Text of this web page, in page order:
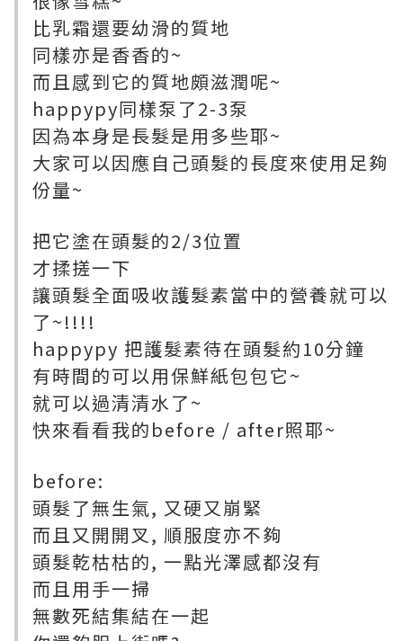
比乳霜還要幼滑的質地
同樣亦是香香的~
而且感到它的質地頗滋潤呢~
happypy同樣泵了2-3泵
因為本身是長髮是用多些耶~
大家可以因應自己頭髮的長度來使用足夠
份量~
把它塗在頭髮的2/3位置
才揉搓一下
讓頭髮全面吸收護髮素當中的營養就可以
了~!!!!
happypy 把護髮素待在頭髮約10分鐘
有時間的可以用保鮮紙包包它~
就可以過清清水了~
快來看看我的before / after照耶~
before:
頭髮了無生氣, 又硬又崩緊
而且又開開叉, 順服度亦不夠
頭髮乾枯枯的, 一點光澤感都沒有
而且用手一掃
無數死結集結在一起